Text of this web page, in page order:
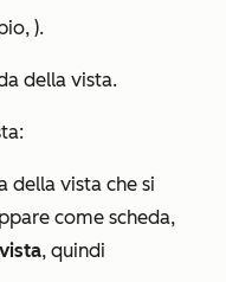
).
della vista.
della vista che si
come scheda,
, quindi